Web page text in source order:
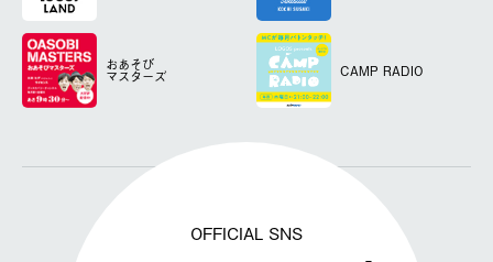
おあそび
マスターズ CAMP RADIO
OFFICIAL SNS